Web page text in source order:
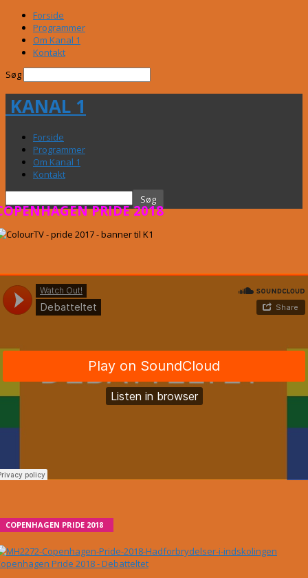
Forside
Programmer
Om Kanal 1
Kontakt
Søg
KANAL 1
Forside
Programmer
Om Kanal 1
Kontakt
PRIDE 2018
COPENHAGEN PRIDE 2018
Pride 2018 - Debatteltet